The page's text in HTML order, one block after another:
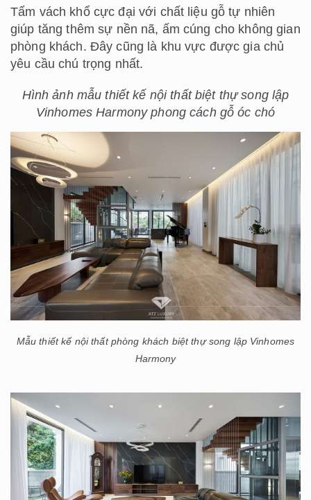
Tấm vách khổ cực đại với chất liệu gỗ tự nhiên
giúp tăng thêm sự nền nã, ấm cúng cho không gian
phòng khách. Đây cũng là khu vực được gia chủ
yêu cầu chú trọng nhất.
Hình ảnh mẫu thiết kế nội thất biệt thự song lập
Vinhomes Harmony phong cách gỗ óc chó
Mẫu thiết kế nội thất phòng khách biệt thự song lập Vinhomes
Harmony